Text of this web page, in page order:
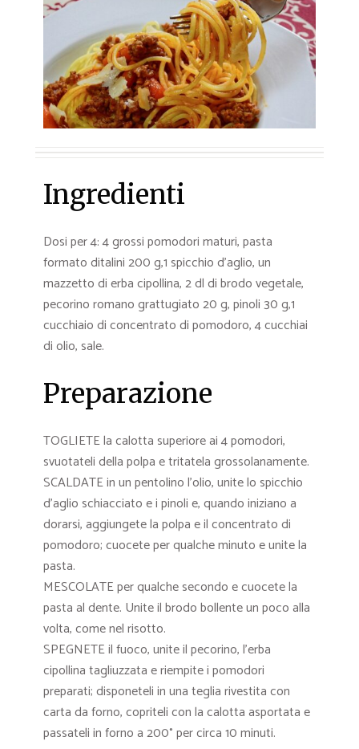
Ingredienti
Dosi per 4: 4 grossi pomodori maturi, pasta
formato ditalini 200 g,1 spicchio d’aglio, un
mazzetto di erba cipollina, 2 dl di brodo vegetale,
pecorino romano grattugiato 20 g, pinoli 30 g,1
cucchiaio di concentrato di pomodoro, 4 cucchiai
di olio, sale.
Preparazione
TOGLIETE la calotta superiore ai 4 pomodori,
svuotateli della polpa e tritatela grossolanamente.
SCALDATE in un pentolino l’olio, unite lo spicchio
d’aglio schiacciato e i pinoli e, quando iniziano a
dorarsi, aggiungete la polpa e il concentrato di
pomodoro; cuocete per qualche minuto e unite la
pasta.
MESCOLATE per qualche secondo e cuocete la
pasta al dente. Unite il brodo bollente un poco alla
volta, come nel risotto.
SPEGNETE il fuoco, unite il pecorino, l’erba
cipollina tagliuzzata e riempite i pomodori
preparati; disponeteli in una teglia rivestita con
carta da forno, copriteli con la calotta asportata e
passateli in forno a 200° per circa 10 minuti.